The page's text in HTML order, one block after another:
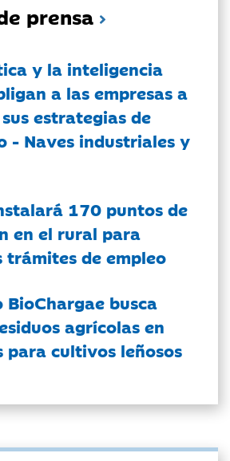
prensa
y la inteligencia
a las empresas a
estrategias de
- Naves industriales y
170 puntos de
en el rural para
de empleo
BioChargae busca
agrícolas en
para cultivos leñosos